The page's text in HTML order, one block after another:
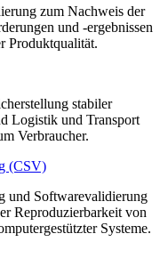
zum Nachweis der
und -ergebnissen
Produktqualität.
stabiler
Logistik und Transport
Verbraucher.
(CSV)
und Softwarevalidierung
Reproduzierbarkeit von
Systeme.